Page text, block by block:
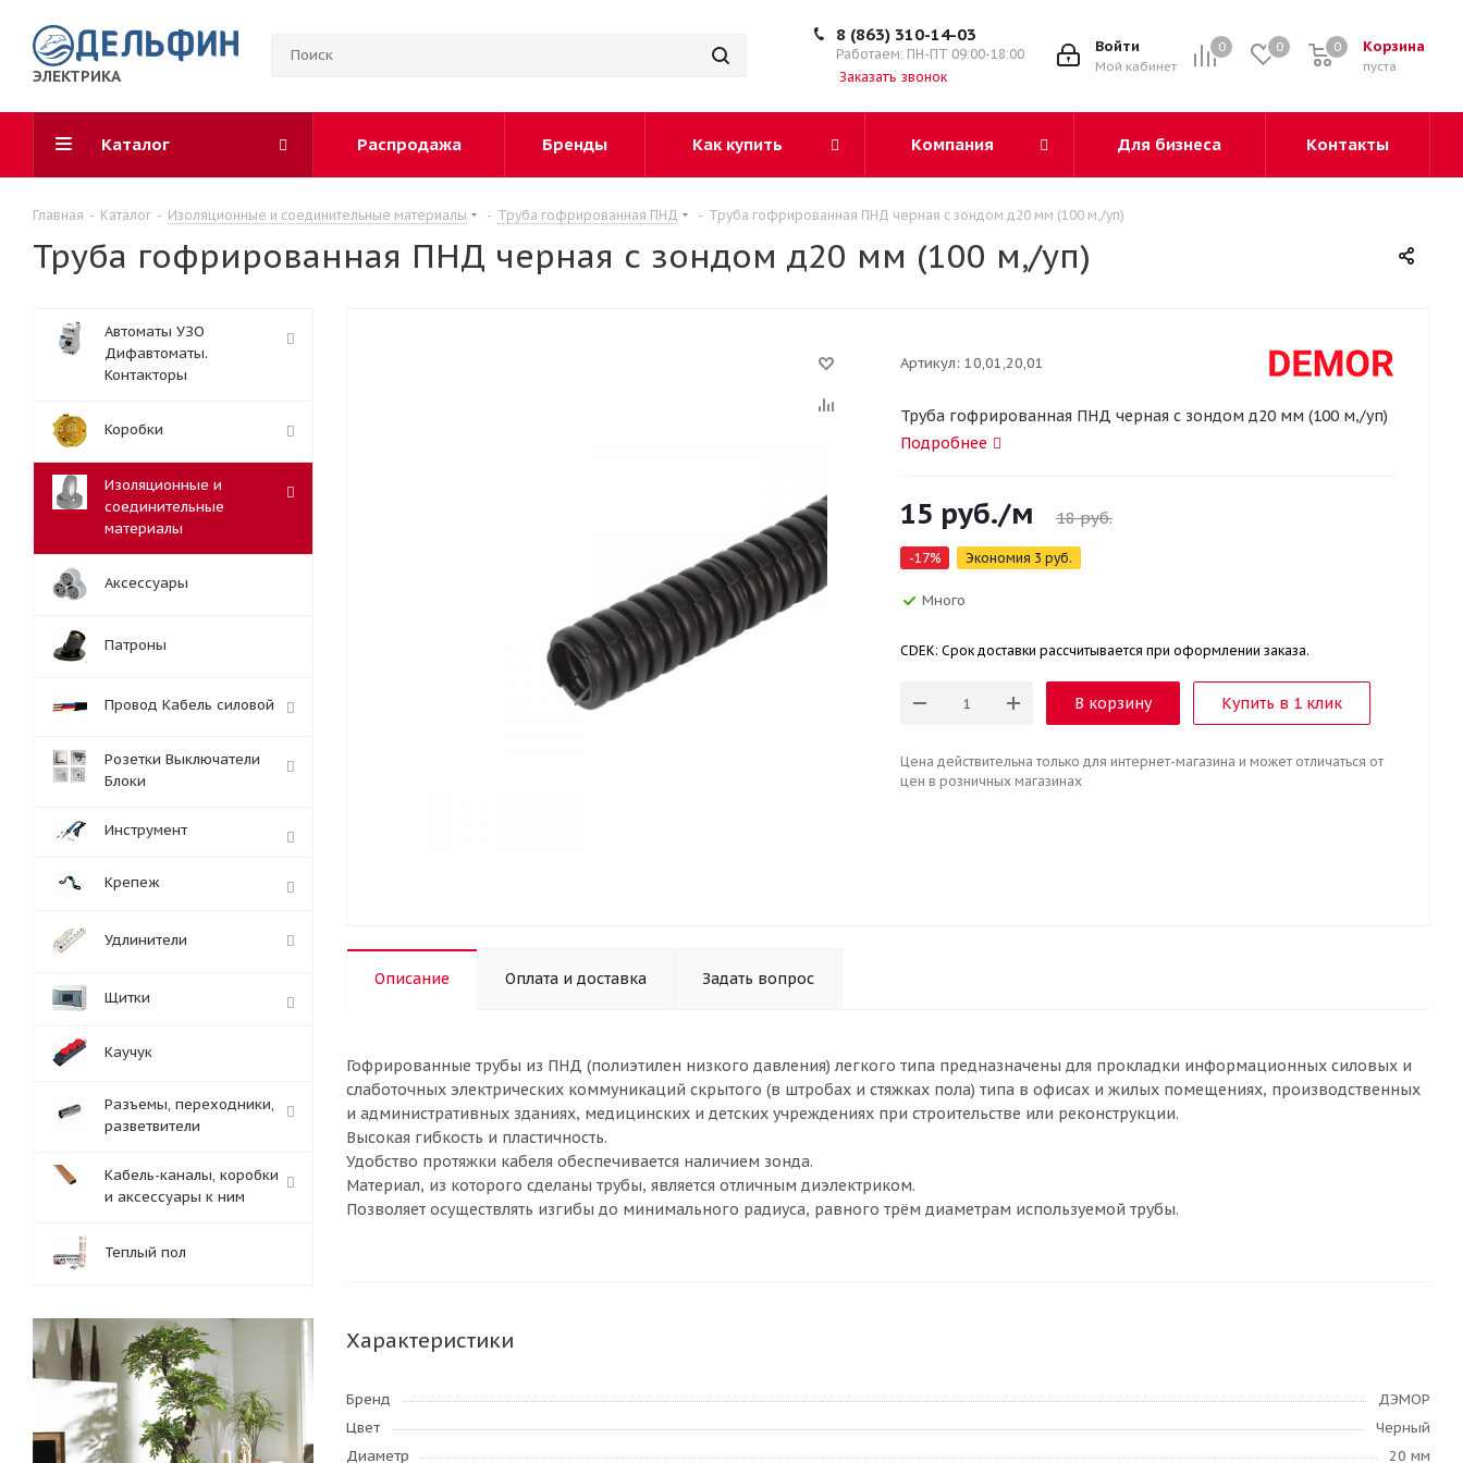
ЭЛЕКТРИКА
0 0 Корзина
пуста
0
Войти
Мой кабинет
8 (863) 310-14-03
Работаем: ПН-ПТ 09:00-18:00
Заказать звонок
Каталог Распродажа Бренды Как купить Компания Для бизнеса Контакты
Главная - Каталог - Изоляционные и соединительные материалы - Труба гофрированная ПНД - Труба гофрированная ПНД черная с зондом д20 мм (100 м,/уп)
Труба гофрированная ПНД черная с зондом д20 мм (100 м,/уп)
Артикул: 10,01,20,01
Труба гофрированная ПНД черная с зондом д20 мм (100 м,/уп)
Подробнее
15 руб./м 18руб.
-17% Экономия 3 руб.
Много
CDEK: Срок доставки рассчитывается при оформлении заказа.
В корзину Купить в 1 клик
Цена действительна только для интернет-магазина и может отличаться от
цен в розничных магазинах
Описание Оплата и доставка Задать вопрос
Гофрированные трубы из ПНД (полиэтилен низкого давления) легкого типа предназначены для прокладки информационных силовых и
слаботочных электрических коммуникаций скрытого (в штробах и стяжках пола) типа в офисах и жилых помещениях, производственных
и административных зданиях, медицинских и детских учреждениях при строительстве или реконструкции.
Высокая гибкость и пластичность.
Удобство протяжки кабеля обеспечивается наличием зонда.
Материал, из которого сделаны трубы, является отличным диэлектриком.
Позволяет осуществлять изгибы до минимального радиуса, равного трём диаметрам используемой трубы.
Характеристики
Бренд
ДЭМОР
Цвет
Черный
Диаметр
20 мм
Автоматы УЗО
Дифавтоматы.
Контакторы
Коробки
Изоляционные и
соединительные
материалы
Аксессуары
Патроны
Провод Кабель силовой
Розетки Выключатели
Блоки
Инструмент
Крепеж
Удлинители
Щитки
Каучук
Разъемы, переходники,
разветвители
Кабель-каналы, коробки
и аксессуары к ним
Теплый пол